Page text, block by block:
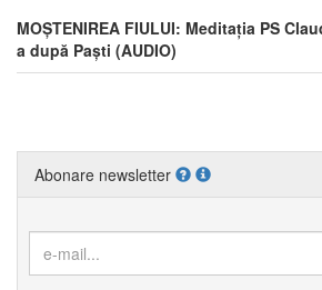
MOȘTENIREA FIULUI: Meditația PS
a după Paști (AUDIO)
Abonare newsletter